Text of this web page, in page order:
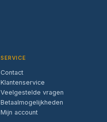
SERVICE
Contact
Klantenservice
Veelgestelde vragen
Betaalmogelijkheden
Mijn account